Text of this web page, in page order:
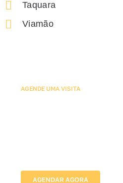
Taquara
Viamão
AGENDE UMA VISITA
AGENDAR AGORA